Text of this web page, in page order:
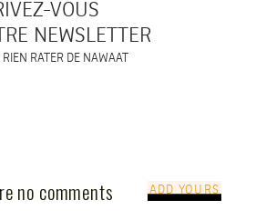
VOUS
NEWSLETTER
RATER DE NAWAAT
no comments ADD YOURS